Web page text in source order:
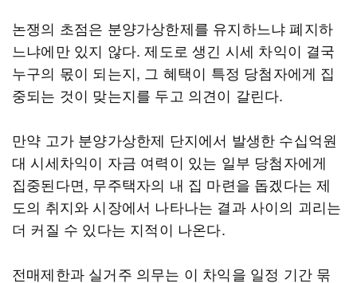
논쟁의 초점은 분양가상한제를 유지하느냐 폐지하
느냐에만 있지 않다. 제도로 생긴 시세 차익이 결국
누구의 몫이 되는지, 그 혜택이 특정 당첨자에게 집
중되는 것이 맞는지를 두고 의견이 갈린다.
만약 고가 분양가상한제 단지에서 발생한 수십억원
대 시세차익이 자금 여력이 있는 일부 당첨자에게
집중된다면, 무주택자의 내 집 마련을 돕겠다는 제
도의 취지와 시장에서 나타나는 결과 사이의 괴리는
더 커질 수 있다는 지적이 나온다.
전매제한과 실거주 의무는 이 차익을 일정 기간 묶